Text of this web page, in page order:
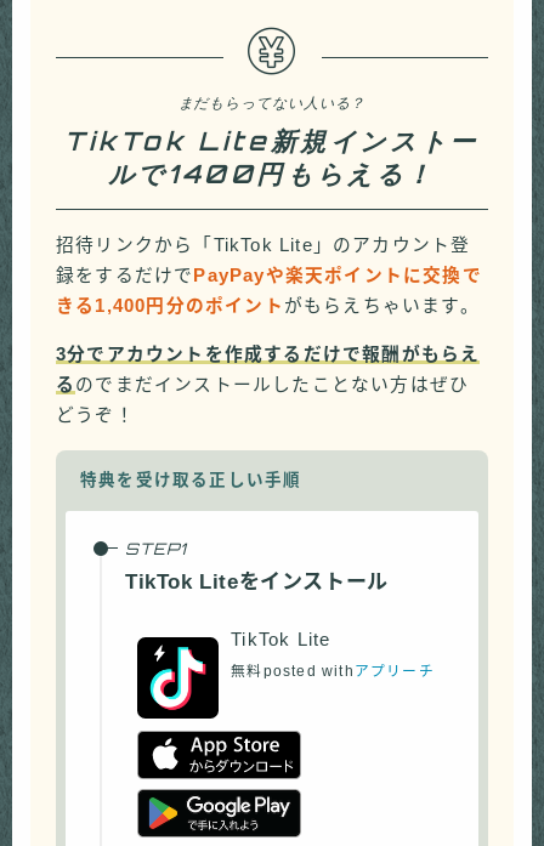
まだもらってない人いる？
TikTok Lite新規インストー
ルで1400円もらえる！
招待リンクから「TikTok Lite」のアカウント登
録をするだけで PayPayや楽天ポイントに交換で
きる1,400円分のポイント がもらえちゃいます。
3分でアカウントを作成するだけで報酬がもらえ
る のでまだインストールしたことない方はぜひ
どうぞ！
特典を受け取る正しい手順
TikTok Liteをインストール
TikTok Lite
無料posted with アプリーチ